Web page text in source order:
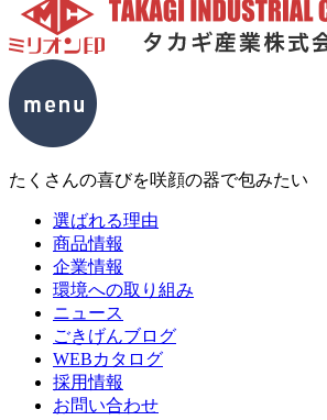
たくさんの喜びを咲顔の器で包みたい
選ばれる理由
商品情報
企業情報
環境への取り組み
ニュース
ごきげんブログ
WEBカタログ
採用情報
お問い合わせ